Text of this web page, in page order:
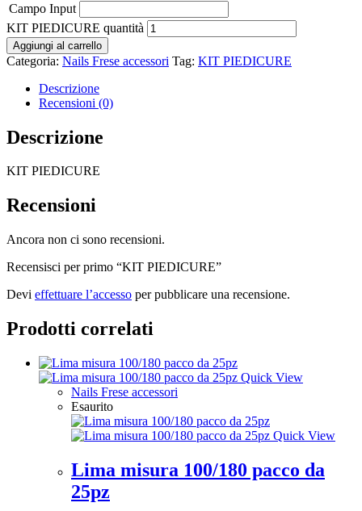
Campo Input
KIT PIEDICURE quantità
Aggiungi al carrello
Categoria: Nails Frese accessori Tag: KIT PIEDICURE
Descrizione
Recensioni (0)
Descrizione
KIT PIEDICURE
Recensioni
Ancora non ci sono recensioni.
Recensisci per primo “KIT PIEDICURE”
Devi effettuare l’accesso per pubblicare una recensione.
Prodotti correlati
Quick View
Nails Frese accessori
Esaurito
Quick View
Lima misura 100/180 pacco da
25pz